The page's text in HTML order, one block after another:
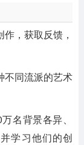
，获取反馈，
同流派的艺术
名背景各异、
学习他们的创